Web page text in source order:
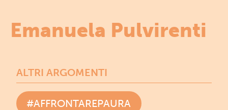
Emanuela Pulvirenti
ALTRI ARGOMENTI
#AFFRONTAREPAURA